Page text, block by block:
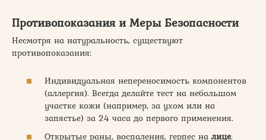
Противопоказания и Меры Безопасности
Несмотря на натуральность, существуют
противопоказания:
Индивидуальная непереносимость компонентов
(аллергия). Всегда делайте тест на небольшом
участке кожи (например, за ухом или на
запястье) за 24 часа до первого применения.
Открытые раны, воспаления, герпес на лице.